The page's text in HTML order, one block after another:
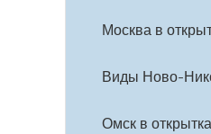
Москва в
Виды Ново-
Омск в